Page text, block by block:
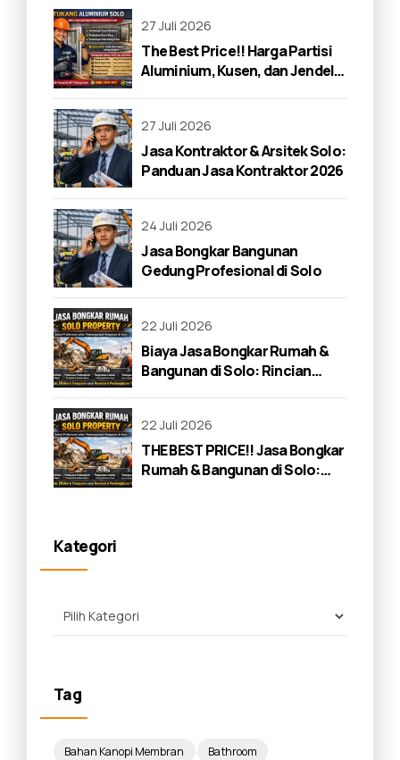
27 Juli 2026
The Best Price!! Harga Partisi
Aluminium, Kusen, dan Jendela
27 Juli 2026
Jasa Kontraktor & Arsitek Solo:
Panduan Jasa Kontraktor 2026
24 Juli 2026
Jasa Bongkar Bangunan
Gedung Profesional di Solo
22 Juli 2026
Biaya Jasa Bongkar Rumah &
Bangunan di Solo: Rincian
22 Juli 2026
THE BEST PRICE!! Jasa Bongkar
Rumah & Bangunan di Solo:
Kategori
Tag
Bahan Kanopi Membran
Bathroom